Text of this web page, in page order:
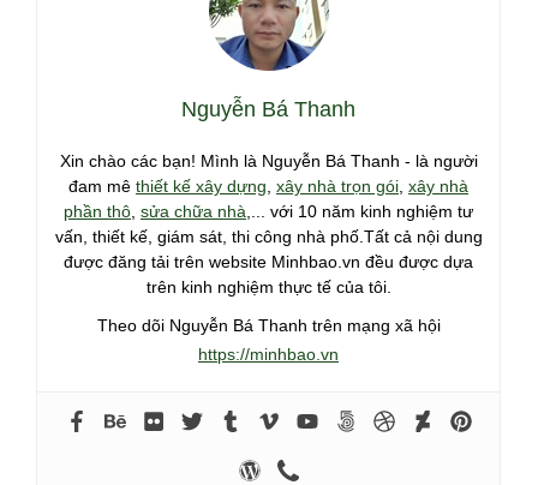
Nguyễn Bá Thanh
Xin chào các bạn! Mình là Nguyễn Bá Thanh - là người
đam mê thiết kế xây dựng, xây nhà trọn gói, xây nhà
phần thô, sửa chữa nhà,... với 10 năm kinh nghiệm tư
vấn, thiết kế, giám sát, thi công nhà phố.Tất cả nội dung
được đăng tải trên website Minhbao.vn đều được dựa
trên kinh nghiệm thực tế của tôi.
Theo dõi Nguyễn Bá Thanh trên mạng xã hội
https://minhbao.vn